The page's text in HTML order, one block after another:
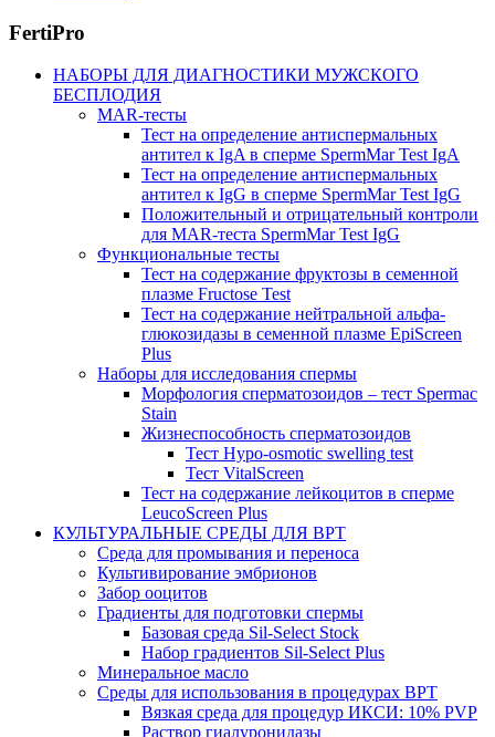
FertiPro
НАБОРЫ ДЛЯ ДИАГНОСТИКИ МУЖСКОГО
БЕСПЛОДИЯ
MAR-тесты
Тест на определение антиспермальных
антител к IgA в сперме SpermMar Test IgA
Тест на определение антиспермальных
антител к IgG в сперме SpermMar Test IgG
Положительный и отрицательный контроли
для MAR-теста SpermMar Test IgG
Функциональные тесты
Тест на содержание фруктозы в семенной
плазме Fructose Test
Тест на содержание нейтральной альфа-
глюкозидазы в семенной плазме EpiScreen
Plus
Наборы для исследования спермы
Морфология сперматозоидов – тест Spermac
Stain
Жизнеспособность сперматозоидов
Тест Hypo-osmotic swelling test
Тест VitalScreen
Тест на содержание лейкоцитов в сперме
LeucoScreen Plus
КУЛЬТУРАЛЬНЫЕ СРЕДЫ ДЛЯ ВРТ
Среда для промывания и переноса
Культивирование эмбрионов
Забор ооцитов
Градиенты для подготовки спермы
Базовая среда Sil-Select Stock
Набор градиентов Sil-Select Plus
Минеральное масло
Среды для использования в процедурах ВРТ
Вязкая среда для процедур ИКСИ: 10% PVP
Раствор гиалуронидазы